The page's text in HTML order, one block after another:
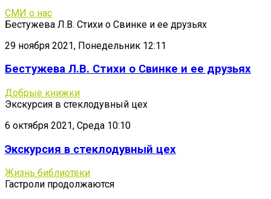
СМИ о нас
Бестужева Л.В. Стихи о Свинке и ее друзьях
29 ноября 2021, Понедельник 12:11
Бестужева Л.В. Стихи о Свинке и ее друзьях
Добрые книжки
Экскурсия в стеклодувный цех
6 октября 2021, Среда 10:10
Экскурсия в стеклодувный цех
Жизнь библиотеки
Гастроли продолжаются